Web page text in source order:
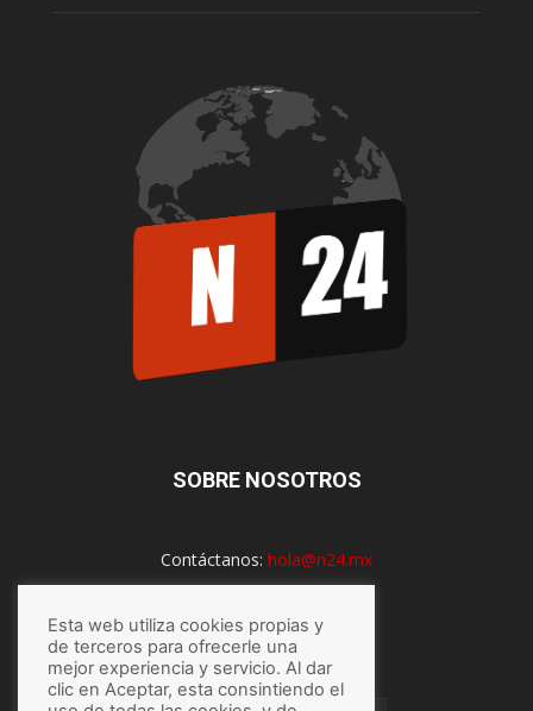
SOBRE NOSOTROS
Contáctanos: hola@n24.mx
SÍGUENOS
Esta web utiliza cookies propias y
de terceros para ofrecerle una
mejor experiencia y servicio. Al dar
clic en Aceptar, esta consintiendo el